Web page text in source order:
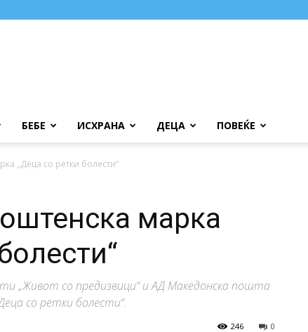
БЕБЕ ИСХРАНА ДЕЦА ПОВЕЌЕ
„Деца со ретки болести“
марка
„Живот со предизвици“ и АД Македонска пошта
со ретки болести“.
0
246